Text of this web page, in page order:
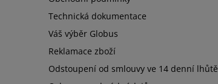
Technická dokumentace
Váš výběr Globus
Reklamace zboží
Odstoupení od smlouvy ve 14 denní lhůtě